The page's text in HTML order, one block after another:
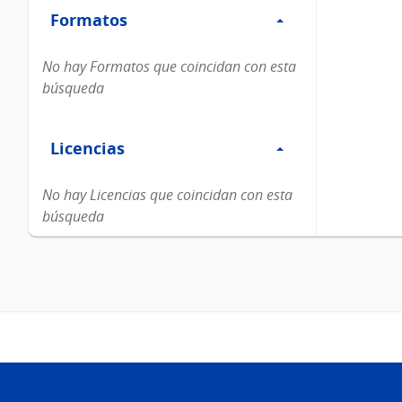
Formatos
Formatos
No hay Formatos que coincidan con esta
búsqueda
Licencias
Licencias
No hay Licencias que coincidan con esta
búsqueda